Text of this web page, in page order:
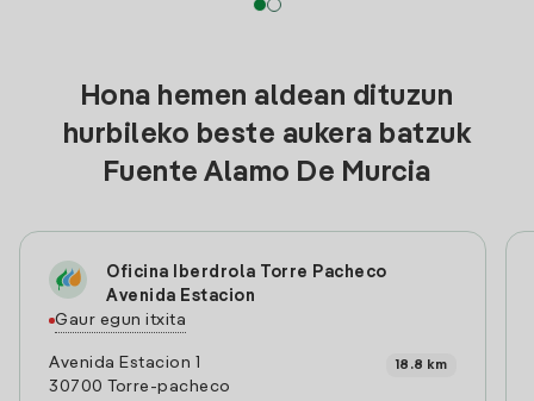
Hona hemen aldean dituzun
hurbileko beste aukera batzuk
Fuente Alamo De Murcia
Oficina Iberdrola Torre Pacheco
Avenida Estacion
Gaur egun itxita
Avenida Estacion 1
30700 Torre-pacheco
18.8 km